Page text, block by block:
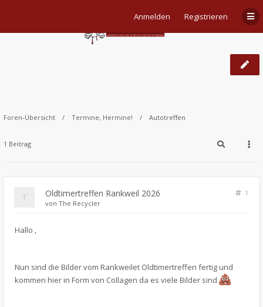
Anmelden Registrieren
Foren-Übersicht Termine, Hermine! Autotreffen
1 Beitrag
Oldtimertreffen Rankweil 2026
1
von The Recycler
​Hallo ,
Nun sind die Bilder vom Rankweilet Oldtimertreffen fertig und
kommen hier in Form von Collagen da es viele Bilder sind